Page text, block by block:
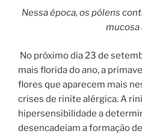
Nessa época, os pólens
mucosa
No próximo dia 23 de
mais florida do ano, a
flores que aparecem mais
crises de rinite alérgica. A
hipersensibilidade a
desencadeiam a formação